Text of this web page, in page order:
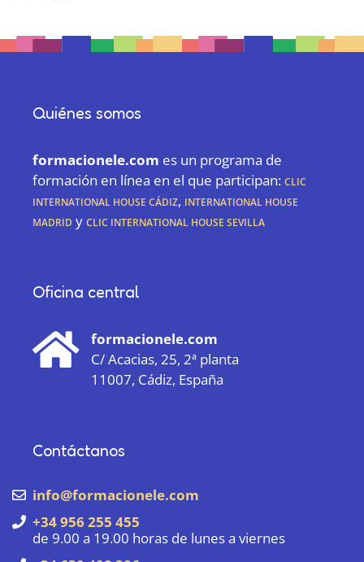
Quiénes somos
formacionele.com es un programa de
formación en línea en el que participan:CLIC
International House Cádiz, International House
Madrid yCLIC International House Sevilla
Oficina central
formacionele.com
C/ Acacias, 25, 2ª planta
11007, Cádiz, España
Contáctanos
info@formacionele.com
+34 956 255 455
de 9.00 a 19.00 horas de lunes a viernes